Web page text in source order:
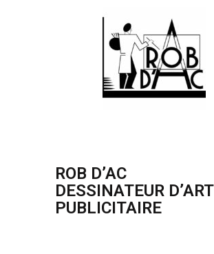
ROB D’AC
DESSINATEUR D’ART
PUBLICITAIRE